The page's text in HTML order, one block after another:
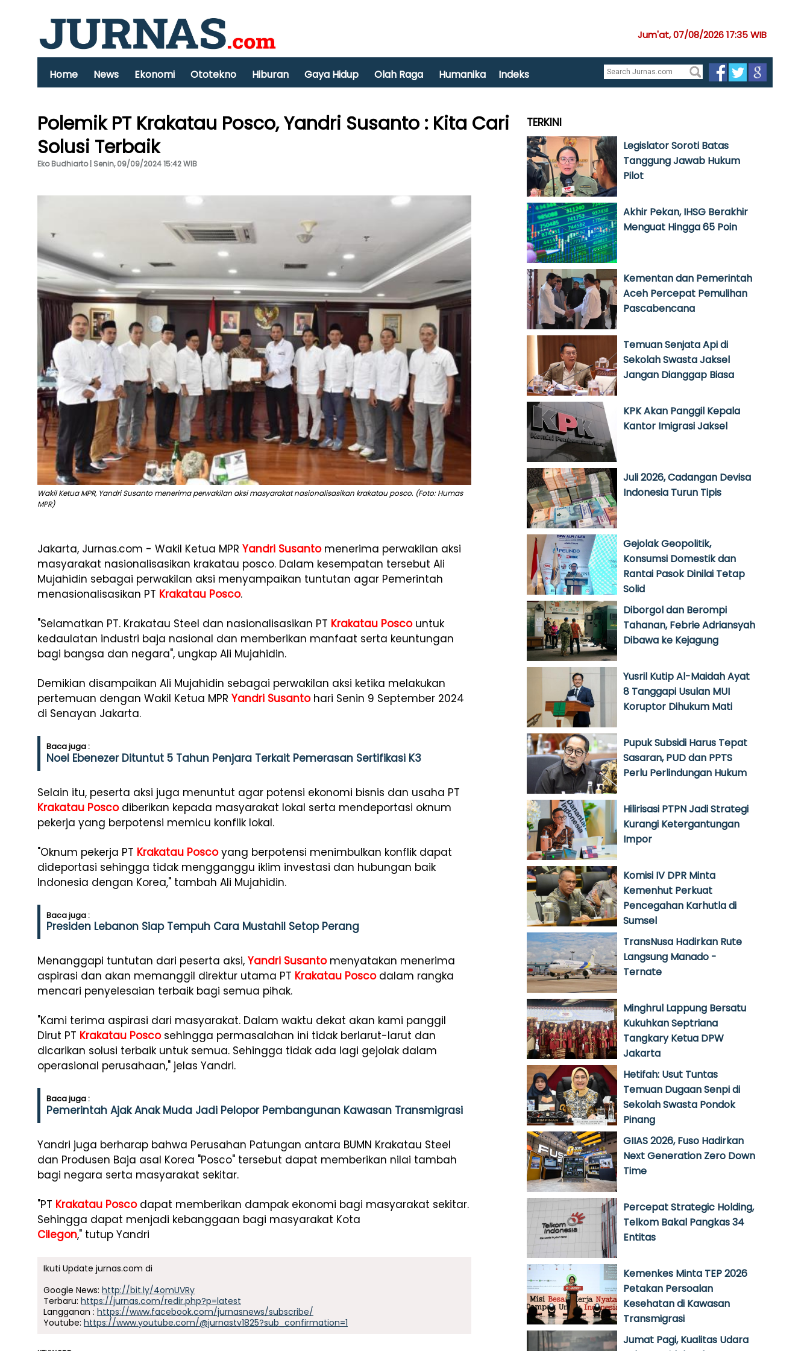
Jum'at, 07/08/2026 17:35 WIB
Home News Ekonomi Ototekno Hiburan Gaya Hidup Olah Raga Humanika Indeks
Polemik PT Krakatau Posco, Yandri Susanto : Kita Cari
Solusi Terbaik
Eko Budhiarto | Senin, 09/09/2024 15:42 WIB
Wakil Ketua MPR, Yandri Susanto menerima perwakilan aksi masyarakat nasionalisasikan krakatau posco. (Foto: Humas
MPR)
Jakarta, Jurnas.com - Wakil Ketua MPR Yandri Susantomenerima perwakilan aksi
masyarakat nasionalisasikan krakatau posco. Dalam kesempatan tersebut Ali
Mujahidin sebagai perwakilan aksi menyampaikan tuntutan agar Pemerintah
menasionalisasikan PT Krakatau Posco.
"Selamatkan PT. Krakatau Steel dan nasionalisasikan PT Krakatau Poscountuk
kedaulatan industri baja nasional dan memberikan manfaat serta keuntungan
bagi bangsa dan negara", ungkap Ali Mujahidin.
Demikian disampaikan Ali Mujahidin sebagai perwakilan aksi ketika melakukan
pertemuan dengan Wakil Ketua MPR Yandri Susantohari Senin 9 September 2024
di Senayan Jakarta.
Baca juga :
Noel Ebenezer Dituntut 5 Tahun Penjara Terkait Pemerasan Sertifikasi K3
Selain itu, peserta aksi juga menuntut agar potensi ekonomi bisnis dan usaha PT
Krakatau Poscodiberikan kepada masyarakat lokal serta mendeportasi oknum
pekerja yang berpotensi memicu konflik lokal.
"Oknum pekerja PT Krakatau Poscoyang berpotensi menimbulkan konflik dapat
dideportasi sehingga tidak mengganggu iklim investasi dan hubungan baik
Indonesia dengan Korea," tambah Ali Mujahidin.
Baca juga :
Presiden Lebanon Siap Tempuh Cara Mustahil Setop Perang
Menanggapi tuntutan dari peserta aksi, Yandri Susantomenyatakan menerima
aspirasi dan akan memanggil direktur utama PT Krakatau Poscodalam rangka
mencari penyelesaian terbaik bagi semua pihak.
"Kami terima aspirasi dari masyarakat. Dalam waktu dekat akan kami panggil
Dirut PT Krakatau Poscosehingga permasalahan ini tidak berlarut-larut dan
dicarikan solusi terbaik untuk semua. Sehingga tidak ada lagi gejolak dalam
operasional perusahaan," jelas Yandri.
Baca juga :
Pemerintah Ajak Anak Muda Jadi Pelopor Pembangunan Kawasan Transmigrasi
Yandri juga berharap bahwa Perusahan Patungan antara BUMN Krakatau Steel
dan Produsen Baja asal Korea "Posco" tersebut dapat memberikan nilai tambah
bagi negara serta masyarakat sekitar.
"PT Krakatau Poscodapat memberikan dampak ekonomi bagi masyarakat sekitar.
Sehingga dapat menjadi kebanggaan bagi masyarakat Kota
Cilegon," tutup Yandri
Ikuti Update jurnas.com di
Google News: http://bit.ly/4omUVRy
Terbaru: https://jurnas.com/redir.php?p=latest
Langganan : https://www.facebook.com/jurnasnews/subscribe/
Youtube: https://www.youtube.com/@jurnastv1825?sub_confirmation=1
TERKINI
Legislator Soroti Batas
Tanggung Jawab Hukum
Pilot
Akhir Pekan, IHSG Berakhir
Menguat Hingga 65 Poin
Kementan dan Pemerintah
Aceh Percepat Pemulihan
Pascabencana
Temuan Senjata Api di
Sekolah Swasta Jaksel
Jangan Dianggap Biasa
KPK Akan Panggil Kepala
Kantor Imigrasi Jaksel
Juli 2026, Cadangan Devisa
Indonesia Turun Tipis
Gejolak Geopolitik,
Konsumsi Domestik dan
Rantai Pasok Dinilai Tetap
Solid
Diborgol dan Berompi
Tahanan, Febrie Adriansyah
Dibawa ke Kejagung
Yusril Kutip Al-Maidah Ayat
8 Tanggapi Usulan MUI
Koruptor Dihukum Mati
Pupuk Subsidi Harus Tepat
Sasaran, PUD dan PPTS
Perlu Perlindungan Hukum
Hilirisasi PTPN Jadi Strategi
Kurangi Ketergantungan
Impor
Komisi IV DPR Minta
Kemenhut Perkuat
Pencegahan Karhutla di
Sumsel
TransNusa Hadirkan Rute
Langsung Manado -
Ternate
Minghrul Lappung Bersatu
Kukuhkan Septriana
Tangkary Ketua DPW
Jakarta
Hetifah: Usut Tuntas
Temuan Dugaan Senpi di
Sekolah Swasta Pondok
Pinang
GIIAS 2026, Fuso Hadirkan
Next Generation Zero Down
Time
Percepat Strategic Holding,
Telkom Bakal Pangkas 34
Entitas
Kemenkes Minta TEP 2026
Petakan Persoalan
Kesehatan di Kawasan
Transmigrasi
Jumat Pagi, Kualitas Udara